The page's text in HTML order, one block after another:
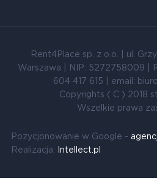
Rent4Place sp. z o.o. | ul.
Warszawa | NIP: 5272758009 |
604 417 615 | email:
Copyrights ( C ) 2018
Wszelkie prawa
Pozycjonowanie w Google -
Realizacja:
Intellect.pl